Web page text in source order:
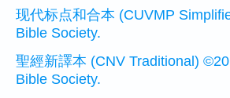
现代标点和合本 (CUVMP
Bible Society.
聖經新譯本 (CNV Traditional)
Bible Society.